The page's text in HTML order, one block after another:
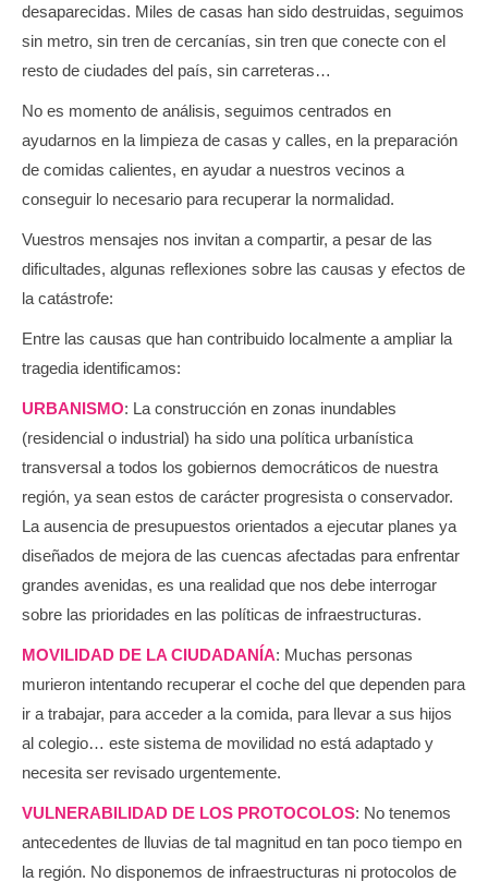
desaparecidas. Miles de casas han sido destruidas, seguimos
sin metro, sin tren de cercanías, sin tren que conecte con el
resto de ciudades del país, sin carreteras…
No es momento de análisis, seguimos centrados en
ayudarnos en la limpieza de casas y calles, en la preparación
de comidas calientes, en ayudar a nuestros vecinos a
conseguir lo necesario para recuperar la normalidad.
Vuestros mensajes nos invitan a compartir, a pesar de las
dificultades, algunas reflexiones sobre las causas y efectos de
la catástrofe:
Entre las causas que han contribuido localmente a ampliar la
tragedia identificamos:
URBANISMO: La construcción en zonas inundables
(residencial o industrial) ha sido una política urbanística
transversal a todos los gobiernos democráticos de nuestra
región, ya sean estos de carácter progresista o conservador.
La ausencia de presupuestos orientados a ejecutar planes ya
diseñados de mejora de las cuencas afectadas para enfrentar
grandes avenidas, es una realidad que nos debe interrogar
sobre las prioridades en las políticas de infraestructuras.
MOVILIDAD DE LA CIUDADANÍA: Muchas personas
murieron intentando recuperar el coche del que dependen para
ir a trabajar, para acceder a la comida, para llevar a sus hijos
al colegio… este sistema de movilidad no está adaptado y
necesita ser revisado urgentemente.
VULNERABILIDAD DE LOS PROTOCOLOS: No tenemos
antecedentes de lluvias de tal magnitud en tan poco tiempo en
la región. No disponemos de infraestructuras ni protocolos de